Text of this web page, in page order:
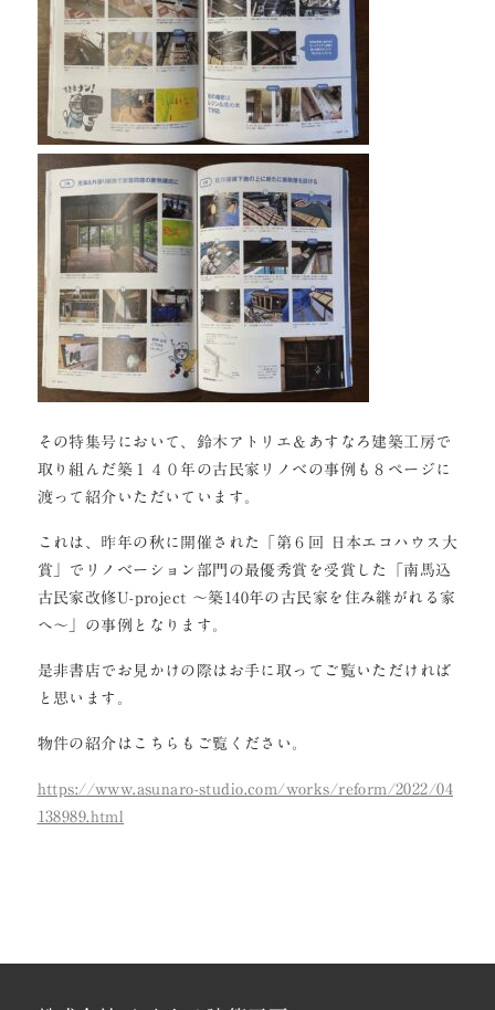
その特集号において、鈴木アトリエ＆あすなろ建築工房で
取り組んだ築１４０年の古民家リノベの事例も８ページに
渡って紹介いただいています。
これは、昨年の秋に開催された「第６回 日本エコハウス大
賞」でリノベーション部門の最優秀賞を受賞した「南馬込
古民家改修U-project ～築140年の古民家を住み継がれる家
へ～」の事例となります。
是非書店でお見かけの際はお手に取ってご覧いただければ
と思います。
物件の紹介はこちらもご覧ください。
https://www.asunaro-studio.com/works/reform/2022/04
138989.html